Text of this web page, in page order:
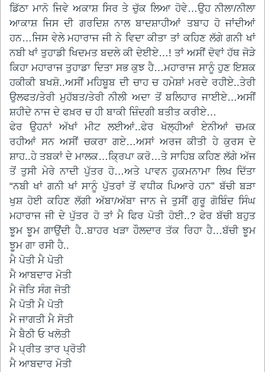
ਡਿੱਠਾ ਮਾਨੋ ਜਿਵੇ ਅਕਾਸ਼ ਸਿਰ ਤੇ ਚੁੱਕ ਲਿਆ ਹੋਵੇ…ਉਹ ਨੀਲਾ/ਨੀਲਾ
ਆਕਾਸ਼ ਜਿਸ ਦੀ ਗਰਦਿਸ਼ ਨਾਲ ਬਾਦਸ਼ਾਹੀਆਂ ਤਬਾਹ ਹੋ ਜਾਂਦੀਆਂ
ਹਨ…ਜਿਸ ਵੇਲੇ ਮਹਾਰਾਜ ਜੀ ਨੇ ਵਿਦਾ ਕੀਤਾ ਤਾਂ ਕਹਿਣ ਲੱਗੇ ਗਨੀ ਖਾਂ
ਨਬੀ ਖਾਂ ਤੁਹਾਡੀ ਖਿਦਮਤ ਬਦਲੇ ਕੀ ਦੇਈਏ…! ਤਾਂ ਅਸੀਂ ਦੋਵਾਂ ਹੱਥ ਜੋੜੇ
ਕਿਹਾ ਮਹਾਰਾਜ ਤੁਹਾਡਾ ਦਿਤਾ ਸਭ ਕੁਝ ਹੈ…ਮਹਾਰਾਜ ਸਾਨੂੰ ਹੁਣ ਇਸ਼ਕ
ਹਕੀਕੀ ਬਖਸ਼ੋ..ਅਸੀਂ ਮਹਿਬੂਬ ਦੀ ਚਾਹ ਚ ਹਮੇਸ਼ਾਂ ਮਰਦੇ ਰਹੀਏ..ਤੇਰੀ
ਉਲਫਤ/ਤੇਰੀ ਮੁਹੱਬਤ/ਤੇਰੀ ਨੀਲੀ ਅਦਾ ਤੋਂ ਬਲਿਹਾਰ ਜਾਈਏ…ਅਸੀਂ
ਸ਼ਹੀਦੇ ਨਾਜ ਦੇ ਫਖ਼ਰ ਚ ਹੀ ਬਾਕੀ ਜ਼ਿੰਦਗੀ ਬਤੀਤ ਕਰੀਏ…
ਫੇਰ ਉਹਨਾਂ ਅੱਖਾਂ ਮੀਟ ਲਈਆਂ..ਫੇਰ ਖੋਲ੍ਹੀਆਂ ਏਨੀਆਂ ਚਮਕ
ਰਹੀਆਂ ਸਨ ਅਸੀਂ ਚਕਰਾ ਗਏ…ਅਸਾਂ ਅਰਜ ਕੀਤੀ ਹੇ ਕੁਰਸ ਦੇ
ਸ਼ਾਹ..ਹੇ ਤਬਕਾਂ ਦੇ ਮਾਲਕ…ਕ੍ਰਿਪਾ ਕਰੋ…ਤੇ ਸਾਹਿਬ ਕਹਿਣ ਲੱਗੇ ਅੱਜ
ਤੋਂ ਤੁਸੀ ਮੇਰੇ ਨਾਦੀ ਪੁੱਤਰ ਹੋ…ਅਤੇ ਪਾਵਨ ਹੁਕਮਨਾਮਾ ਲਿਖ ਦਿੱਤਾ
“ਨਬੀ ਖਾਂ ਗਨੀ ਖਾਂ ਸਾਨੂੰ ਪੁੱਤਰਾਂ ਤੋਂ ਵਧੀਕ ਪਿਆਰੇ ਹਨ” ਬੱਚੀ ਬੜਾ
ਖੁਸ਼ ਹੋਈ ਕਹਿਣ ਲੱਗੀ ਅੱਬਾ/ਅੱਬਾ ਜਾਨ ਜੇ ਤੁਸੀਂ ਗੁਰੂ ਗੋਬਿੰਦ ਸਿੰਘ
ਮਹਾਰਾਜ ਜੀ ਦੇ ਪੁੱਤਰ ਹੋ ਤਾਂ ਮੈ ਫਿਰ ਪੋਤੀ ਹੋਈ..? ਫੇਰ ਬੱਚੀ ਬਹੁਤ
ਝੂਮ ਝੂਮ ਗਾਉਂਦੀ ਹੈ..ਬਾਹਰ ਖੜਾ ਹੌਲਦਾਰ ਤੱਕ ਰਿਹਾ ਹੈ…ਬੱਚੀ ਝੂਮ
ਝੂਮ ਗਾ ਰਸੀ ਹੈ..
ਮੈ ਪੋਤੀ ਮੈ ਪੋਤੀ
ਮੈ ਆਬਦਾਰ ਮੋਤੀ
ਮੈ ਜੋਤਿ ਸੰਗ ਜੋਤੀ
ਮੈ ਪੋਤੀ ਮੈ ਪੋਤੀ
ਮੈ ਜਾਗਤੀ ਮੈ ਸੋਤੀ
ਮੈ ਬੈਠੀ ਓ ਖਲੋਤੀ
ਮੈ ਪ੍ਰੀਤ ਤਾਰ ਪ੍ਰੋਤੀ
ਮੈ ਆਬਦਾਰ ਮੋਤੀ